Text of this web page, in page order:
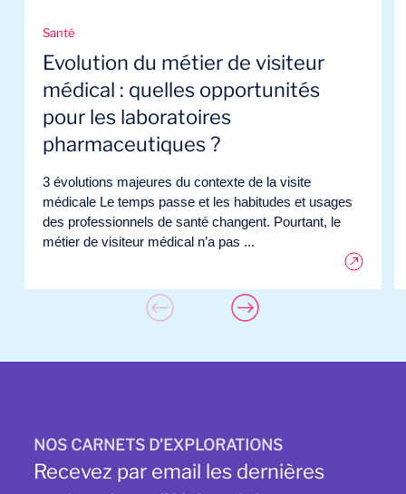
Santé
Evolution du métier de visiteur
médical : quelles opportunités
pour les laboratoires
pharmaceutiques ?
3 évolutions majeures du contexte de la visite
médicale Le temps passe et les habitudes et usages
des professionnels de santé changent. Pourtant, le
métier de visiteur médical n’a pas ...
NOS CARNETS D’EXPLORATIONS
Recevez par email les dernières